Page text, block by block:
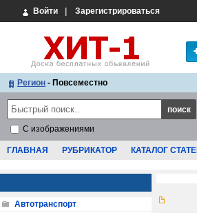
Войти Зарегистрироваться
Регион - Повсеместно
С изображениями
ГЛАВНАЯ РУБРИКАТОР КАТАЛОГ
Автотранспорт